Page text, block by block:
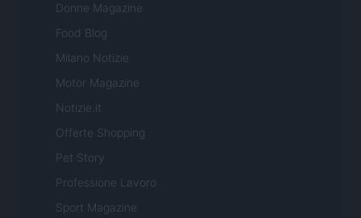
Donne Magazine
Food Blog
Milano Notizie
Motor Magazine
Notizie.it
Offerte Shopping
Pet Story
Professione Lavoro
Sport Magazine